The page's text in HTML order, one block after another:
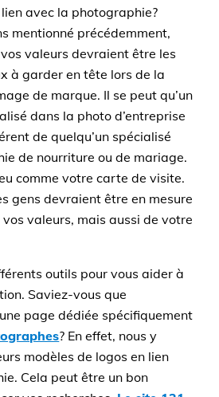
avec la photographie?
mentionné précédemment,
valeurs devraient être les
à garder en tête lors de la
de marque. Il se peut qu’un
dans la photo d’entreprise
de quelqu’un spécialisé
de nourriture ou de mariage.
comme votre carte de visite.
gens devraient être en mesure
vos valeurs, mais aussi de votre
outils pour vous aider à
Saviez-vous que
page dédiée spécifiquement
? En effet, nous y
modèles de logos en lien
Cela peut être un bon